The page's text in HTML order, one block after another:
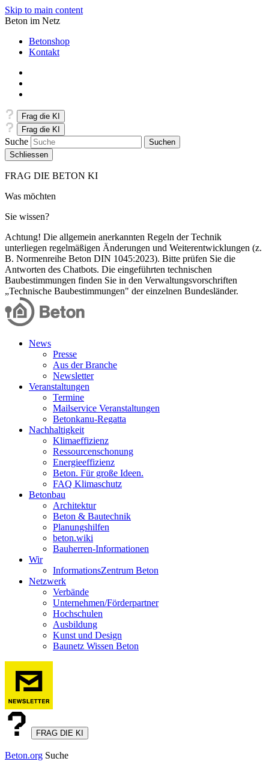
Skip to main content
Beton im Netz
Betonshop
Kontakt
Frag die KI
Frag die KI
Suche
Schliessen
FRAG DIE BETON KI
Was möchten
Sie wissen?
Achtung! Die allgemein anerkannten Regeln der Technik
unterliegen regelmäßigen Änderungen und Weiterentwicklungen (z.
B. Normenreihe Beton DIN 1045:2023). Bitte prüfen Sie die
Antworten des Chatbots. Die eingeführten technischen
Baubestimmungen finden Sie in den Verwaltungsvorschriften
„Technische Baubestimmungen" der einzelnen Bundesländer.
News
Presse
Aus der Branche
Newsletter
Veranstaltungen
Termine
Mailservice Veranstaltungen
Betonkanu-Regatta
Nachhaltigkeit
Klimaeffizienz
Ressourcenschonung
Energieeffizienz
Beton. Für große Ideen.
FAQ Klimaschutz
Betonbau
Architektur
Beton & Bautechnik
Planungshilfen
beton.wiki
Bauherren-Informationen
Wir
InformationsZentrum Beton
Netzwerk
Verbände
Unternehmen/Förderpartner
Hochschulen
Ausbildung
Kunst und Design
Baunetz Wissen Beton
FRAG DIE KI
Beton.org Suche